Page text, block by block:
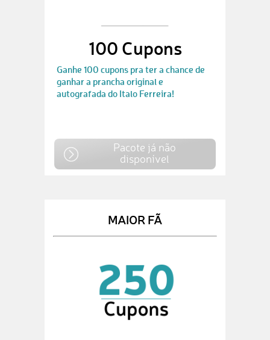
100 Cupons
Ganhe 100 cupons pra ter a chance de
ganhar a prancha original e
autografada do Italo Ferreira!
Pacote já não
disponível
MAIOR FÃ